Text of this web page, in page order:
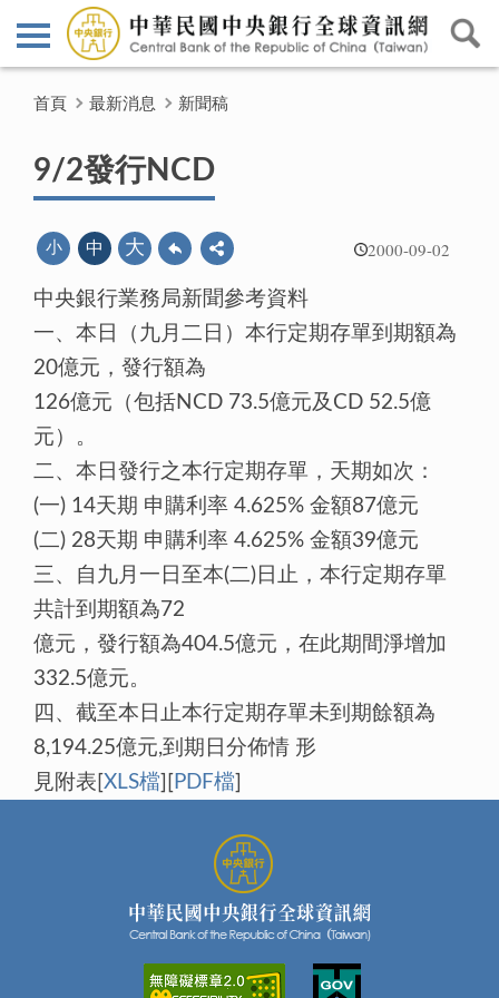
首頁 最新消息 新聞稿
9/2發行NCD
2000-09-02
小 中 大
中央銀行業務局新聞參考資料
一、本日（九月二日）本行定期存單到期額為
20億元，發行額為
126億元（包括NCD 73.5億元及CD 52.5億
元）。
二、本日發行之本行定期存單，天期如次：
(一) 14天期 申購利率 4.625% 金額87億元
(二) 28天期 申購利率 4.625% 金額39億元
三、自九月一日至本(二)日止，本行定期存單
共計到期額為72
億元，發行額為404.5億元，在此期間淨增加
332.5億元。
四、截至本日止本行定期存單未到期餘額為
8,194.25億元,到期日分佈情 形
見附表[XLS檔][ PDF檔]